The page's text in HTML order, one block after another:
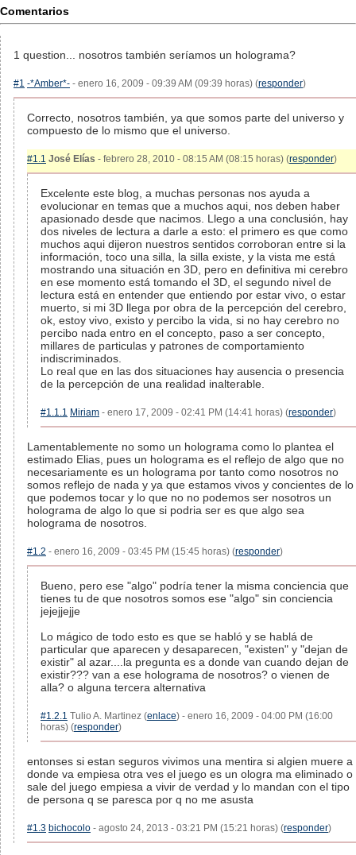
Comentarios
1 question... nosotros también seríamos un holograma?
#1 -*Amber*- - enero 16, 2009 - 09:39 AM (09:39 horas) (responder)
Correcto, nosotros también, ya que somos parte del universo y
compuesto de lo mismo que el universo.
#1.1 José Elías - febrero 28, 2010 - 08:15 AM (08:15 horas) (responder)
Excelente este blog, a muchas personas nos ayuda a
evolucionar en temas que a muchos aqui, nos deben haber
apasionado desde que nacimos. Llego a una conclusión, hay
dos niveles de lectura a darle a esto: el primero es que como
muchos aqui dijeron nuestros sentidos corroboran entre si la
información, toco una silla, la silla existe, y la vista me está
mostrando una situación en 3D, pero en definitiva mi cerebro
en ese momento está tomando el 3D, el segundo nivel de
lectura está en entender que entiendo por estar vivo, o estar
muerto, si mi 3D llega por obra de la percepción del cerebro,
ok, estoy vivo, existo y percibo la vida, si no hay cerebro no
percibo nada entro en el concepto, paso a ser concepto,
millares de particulas y patrones de comportamiento
indiscriminados.
Lo real que en las dos situaciones hay ausencia o presencia
de la percepción de una realidad inalterable.
#1.1.1 Miriam - enero 17, 2009 - 02:41 PM (14:41 horas) (responder)
Lamentablemente no somo un holograma como lo plantea el
estimado Elias, pues un holograma es el reflejo de algo que no
necesariamente es un holograma por tanto como nosotros no
somos reflejo de nada y ya que estamos vivos y concientes de lo
que podemos tocar y lo que no no podemos ser nosotros un
holograma de algo lo que si podria ser es que algo sea
holograma de nosotros.
#1.2 - enero 16, 2009 - 03:45 PM (15:45 horas) (responder)
Bueno, pero ese "algo" podría tener la misma conciencia que
tienes tu de que nosotros somos ese "algo" sin conciencia
jejejjejje
Lo mágico de todo esto es que se habló y se hablá de
particular que aparecen y desaparecen, "existen" y "dejan de
existir" al azar....la pregunta es a donde van cuando dejan de
existir??? van a ese holograma de nosotros? o vienen de
alla? o alguna tercera alternativa
#1.2.1 Tulio A. Martinez (enlace) - enero 16, 2009 - 04:00 PM (16:00
horas) (responder)
entonses si estan seguros vivimos una mentira si algien muere a
donde va empiesa otra ves el juego es un ologra ma eliminado o
sale del juego empiesa a vivir de verdad y lo mandan con el tipo
de persona q se paresca por q no me asusta
#1.3 bichocolo - agosto 24, 2013 - 03:21 PM (15:21 horas) (responder)